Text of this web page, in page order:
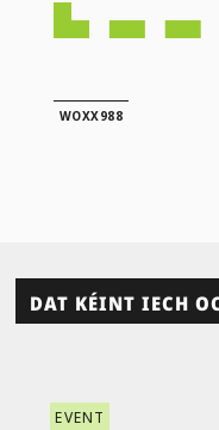
WOXX988
DAT KÉINT IECH
EVENT